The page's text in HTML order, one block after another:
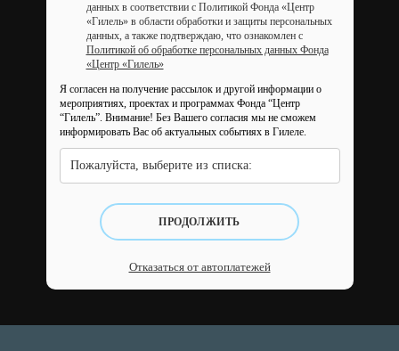
данных в соответствии с Политикой Фонда «Центр
«Гилель» в области обработки и защиты персональных
данных, а также подтверждаю, что ознакомлен с
Политикой об обработке персональных данных Фонда
«Центр «Гилель»
Я согласен на получение рассылок и другой информации о
мероприятиях, проектах и программах Фонда “Центр
“Гилель”. Внимание! Без Вашего согласия мы не сможем
информировать Вас об актуальных событиях в Гилеле.
Пожалуйста, выберите из списка:
ПРОДОЛЖИТЬ
Отказаться от автоплатежей